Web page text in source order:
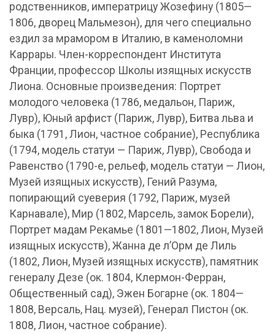
родственников, императрицу Жозефину (1805—
1806, дворец Мальмезон), для чего специально
ездил за мрамором в Италию, в каменоломни
Каррары. Член-корреспондент Института
Франции, профессор Школы изящных искусств
Лиона. Основные произведения: Портрет
молодого человека (1786, медальон, Париж,
Лувр), Юный арфист (Париж, Лувр), Битва льва и
быка (1791, Лион, частное собрание), Республика
(1794, модель статуи — Париж, Лувр), Свобода и
Равенство (1790-е, рельеф, модель статуи — Лион,
Музей изящных искусств), Гений Разума,
попирающий суеверия (1792, Париж, музей
Карнавале), Мир (1802, Марсель, замок Борели),
Портрет мадам Рекамье (1801—1802, Лион, Музей
изящных искусств), Жанна де л’Орм де Лиль
(1802, Лион, Музей изящных искусств), памятник
генералу Дезе (ок. 1804, Клермон-Ферран,
Общественный сад), Эжен Богарне (ок. 1804—
1808, Версаль, Нац. музей), Генерал Пистон (ок.
1808, Лион, частное собрание).